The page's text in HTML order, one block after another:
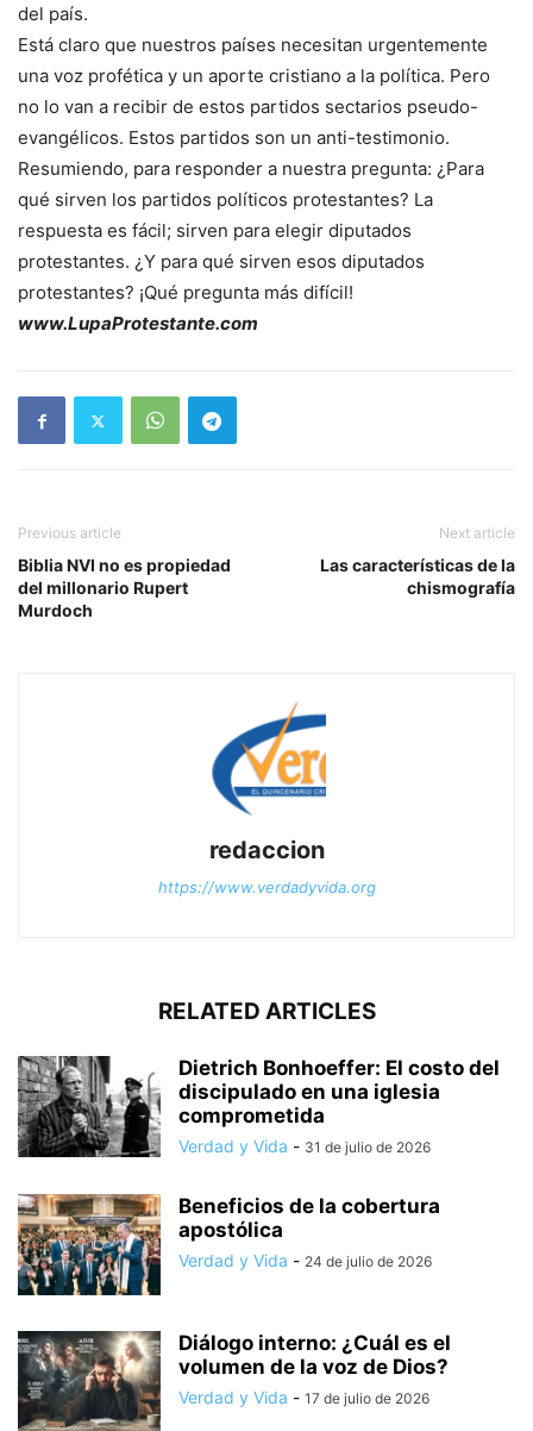
del país.
Está claro que nuestros países necesitan urgentemente
una voz profética y un aporte cristiano a la política. Pero
no lo van a recibir de estos partidos sectarios pseudo-
evangélicos. Estos partidos son un anti-testimonio.
Resumiendo, para responder a nuestra pregunta: ¿Para
qué sirven los partidos políticos protestantes? La
respuesta es fácil; sirven para elegir diputados
protestantes. ¿Y para qué sirven esos diputados
protestantes? ¡Qué pregunta más difícil!
www.LupaProtestante.com
Previous article
Biblia NVI no es propiedad
del millonario Rupert
Murdoch
Next article
Las características de la
chismografía
redaccion
https://www.verdadyvida.org
RELATED ARTICLES
Dietrich Bonhoeffer: El costo del
discipulado en una iglesia
comprometida
Verdad y Vida - 31 de julio de 2026
Beneficios de la cobertura
apostólica
Verdad y Vida - 24 de julio de 2026
Diálogo interno: ¿Cuál es el
volumen de la voz de Dios?
Verdad y Vida - 17 de julio de 2026